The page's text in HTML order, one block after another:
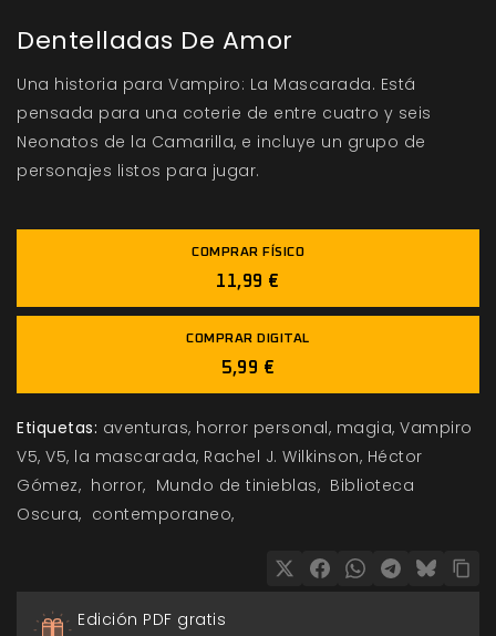
Dentelladas De Amor
Una historia para Vampiro: La Mascarada. Está
pensada para una coterie de entre cuatro y seis
Neonatos de la Camarilla, e incluye un grupo de
personajes listos para jugar.
COMPRAR FÍSICO
11,99 €
COMPRAR DIGITAL
5,99 €
Etiquetas: aventuras horror personal magia Vampiro
V5 V5 la mascarada Rachel J. Wilkinson Héctor
Gómez
horror Mundo de tinieblas
Biblioteca
Oscura
contemporaneo
Edición PDF gratis